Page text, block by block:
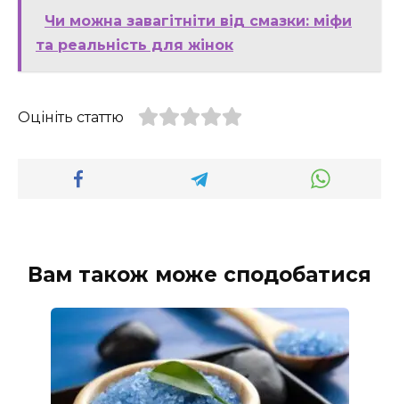
Чи можна завагітніти від смазки: міфи
та реальність для жінок
Оцініть статтю
Вам також може сподобатися